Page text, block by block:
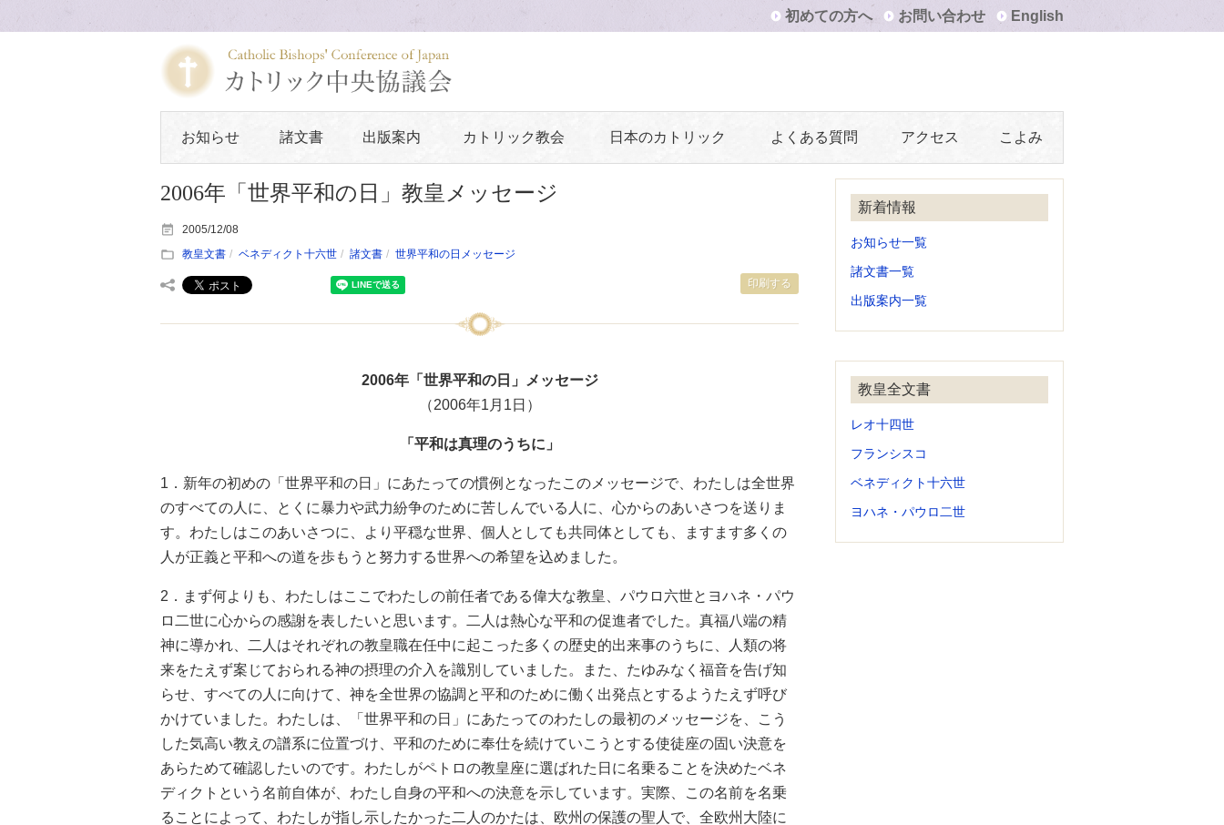
初めての方へ お問い合わせ English
お知らせ 諸文書 出版案内 カトリック教会 日本のカトリック よくある質問 アクセス こよみ
2006年「世界平和の日」教皇メッセージ
印刷する
2005/12/08
教皇文書
ベネディクト十六世 諸文書 世界平和の日メッセージ
2006年「世界平和の日」メッセージ
（2006年1月1日）
「平和は真理のうちに」
1．新年の初めの「世界平和の日」にあたっての慣例となったこのメッセージで、わたしは全世界
のすべての人に、とくに暴力や武力紛争のために苦しんでいる人に、心からのあいさつを送りま
す。わたしはこのあいさつに、より平穏な世界、個人としても共同体としても、ますます多くの
人が正義と平和への道を歩もうと努力する世界への希望を込めました。
2．まず何よりも、わたしはここでわたしの前任者である偉大な教皇、パウロ六世とヨハネ・パウ
ロ二世に心からの感謝を表したいと思います。二人は熱心な平和の促進者でした。真福八端の精
神に導かれ、二人はそれぞれの教皇職在任中に起こった多くの歴史的出来事のうちに、人類の将
来をたえず案じておられる神の摂理の介入を識別していました。また、たゆみなく福音を告げ知
らせ、すべての人に向けて、神を全世界の協調と平和のために働く出発点とするようたえず呼び
かけていました。わたしは、「世界平和の日」にあたってのわたしの最初のメッセージを、こう
した気高い教えの譜系に位置づけ、平和のために奉仕を続けていこうとする使徒座の固い決意を
あらためて確認したいのです。わたしがペトロの教皇座に選ばれた日に名乗ることを決めたベネ
ディクトという名前自体が、わたし自身の平和への決意を示しています。実際、この名前を名乗
ることによって、わたしが指し示したかった二人のかたは、欧州の保護の聖人で、全欧州大陸に
新着情報
お知らせ一覧
諸文書一覧
出版案内一覧
教皇全文書
レオ十四世
フランシスコ
ベネディクト十六世
ヨハネ・パウロ二世